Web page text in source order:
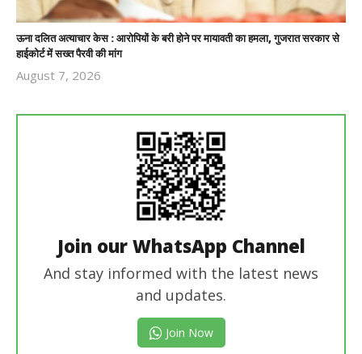
ऊना दलित अत्याचार केस : आरोपियों के बरी होने पर मायावती का हमला, गुजरात सरकार से
हाईकोर्ट में सख्त पैरवी की मांग
August 7, 2026
Join our WhatsApp Channel
And stay informed with the latest news
and updates.
Join Now